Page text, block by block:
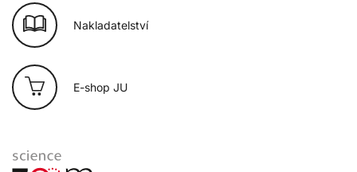
Nakladatelství
E-shop JU